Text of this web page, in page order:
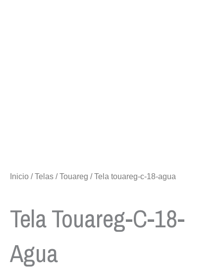
Inicio /Telas /Touareg / Tela touareg-c-18-agua
Tela Touareg-C-18-
Agua